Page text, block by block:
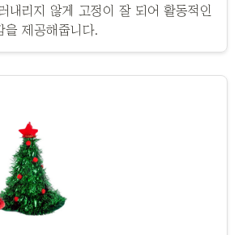
내리지 않게 고정이 잘 되어 활동적인
을 제공해줍니다.